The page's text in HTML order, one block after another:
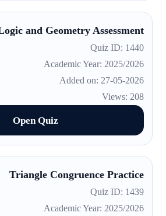
Logic and Geometry Assessment
Quiz ID: 1440
Academic Year: 2025/2026
Added on: 27-05-2026
Views: 208
Open Quiz
Triangle Congruence Practice
Quiz ID: 1439
Academic Year: 2025/2026